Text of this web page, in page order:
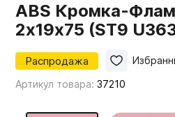
Столешницы
ABS Кромка-
2х19х75 (ST9
Распродажа
Артикул товара:37210